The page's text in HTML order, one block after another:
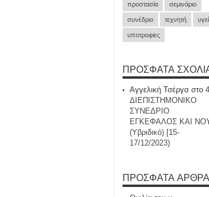
προστασία σεμινάριο
συνέδριο τεχνητή
υποτροφιες
ΠΡΌΣΦΑΤΑ
Αγγελική Τσέργα στο
ΔΙΕΠΙΣΤΗΜΟΝΙΚΟ
ΣΥΝΕΔΡΙΟ
ΕΓΚΕΦΑΛΟΣ ΚΑΙ
(Υβριδικό) [15-
17/12/2023)
ΠΡΌΣΦΑΤΑ ΆΡΘΡΑ